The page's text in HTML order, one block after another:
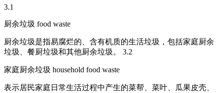
3.1
厨余垃圾 food waste
厨余垃圾是指易腐烂的、含有机质的生活垃圾，包括家庭厨余
垃圾、餐厨垃圾和其他厨余垃圾。 3.2
家庭厨余垃圾 household food waste
表示居民家庭日常生活过程中产生的菜帮、菜叶、瓜果皮壳、